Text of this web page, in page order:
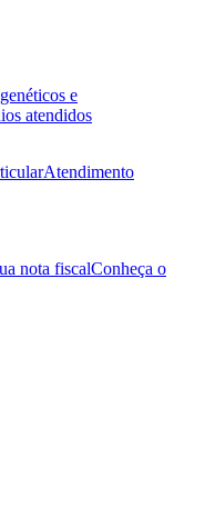
e
atendidos
Atendimento
nota fiscalConheça o